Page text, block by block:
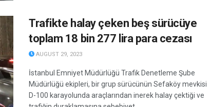
Trafikte halay çeken beş sürücüye
toplam 18 bin 277 lira para cezası
AUGUST 29, 2023
İstanbul Emniyet Müdürlüğü Trafik Denetleme Şube
Müdürlüğü ekipleri, bir grup sürücünün Sefaköy mevkisi
D-100 karayolunda araçlarından inerek halay çektiği ve